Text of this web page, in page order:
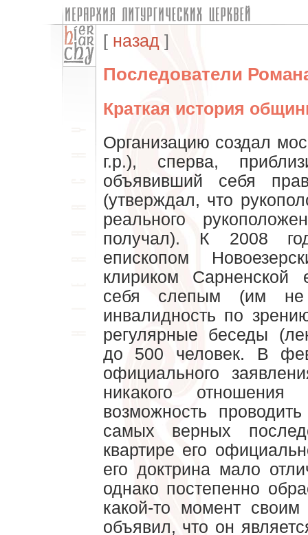
[ назад ]
Последователи
Краткая история
Организацию создал
г.р.), сперва,
объявивший себя
(утверждал, что
реального
получал). К 2008
епископом
клириком
себя слепым (им не
инвалидность по
регулярные беседы
до 500 человек. В
официального
никакого
возможность
самых верных
квартире его
его доктрина мало
однако постепенно
какой-то момент
объявил, что он